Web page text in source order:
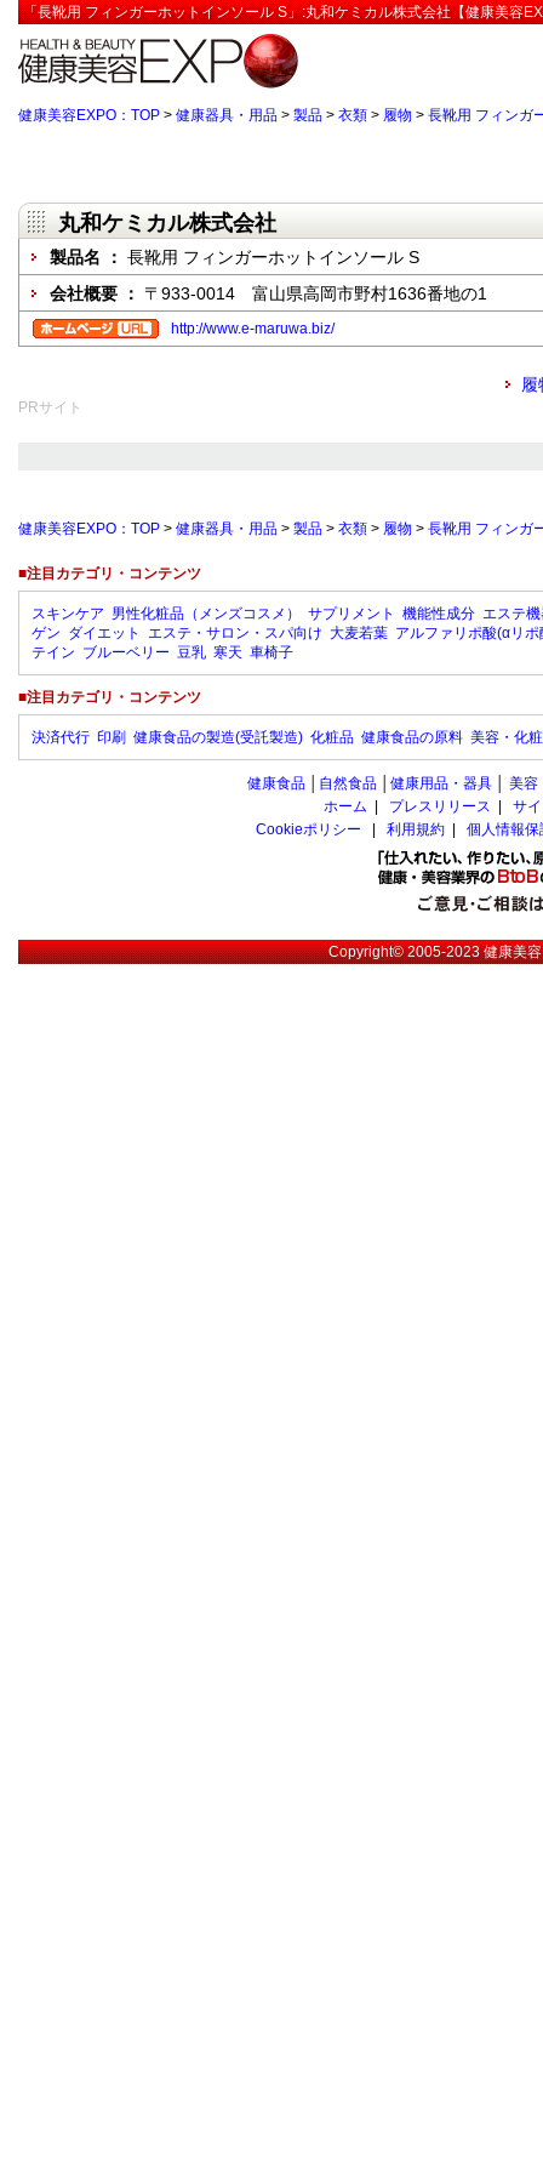
「長靴用 フィンガーホットインソール S」:丸和ケミカル株式会社【健康美容
健康美容EXPO：TOP > 健康器具・用品 > 製品 > 衣類 > 履物 > 長靴用 フィンガ
丸和ケミカル株式会社
製品名 ： 長靴用 フィンガーホットインソール S
会社概要 ： 〒933-0014 富山県高岡市野村1636番地の1
http://www.e-maruwa.biz/
履
PRサイト
健康美容EXPO：TOP > 健康器具・用品 > 製品 > 衣類 > 履物 > 長靴用 フィンガ
■注目カテゴリ・コンテンツ
スキンケア 男性化粧品（メンズコスメ） サプリメント 機能性成分 エステ
ゲン ダイエット エステ・サロン・スパ向け 大麦若葉 アルファリポ酸(αリポ
テイン ブルーベリー 豆乳 寒天 車椅子
■注目カテゴリ・コンテンツ
決済代行 印刷 健康食品の製造(受託製造) 化粧品 健康食品の原料 美容・化
健康食品 自然食品 健康用品・器具 美容
ホーム
プレスリリース
サ
Cookieポリシー
利用規約 個人情報
Copyright© 2005-2023健康美